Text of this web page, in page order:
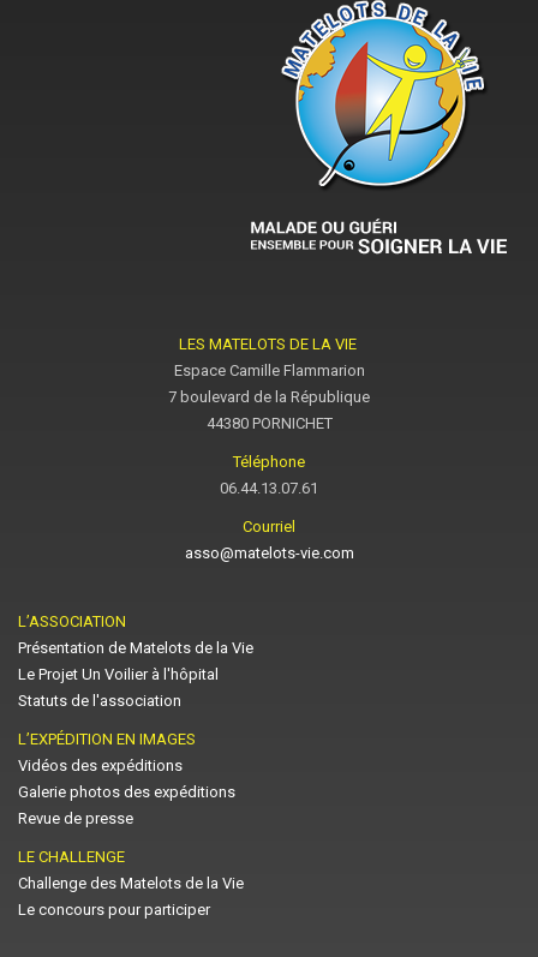
LES MATELOTS DE LA VIE
Espace Camille Flammarion
7 boulevard de la République
44380 PORNICHET
Téléphone
06.44.13.07.61
Courriel
asso@matelots-vie.com
L’ASSOCIATION
Présentation de Matelots de la Vie
Le Projet Un Voilier à l'hôpital
Statuts de l'association
L’EXPÉDITION EN IMAGES
Vidéos des expéditions
Galerie photos des expéditions
Revue de presse
LE CHALLENGE
Challenge des Matelots de la Vie
Le concours pour participer